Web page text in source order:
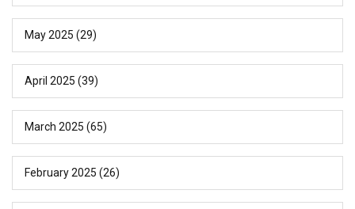
May 2025 (29)
April 2025 (39)
March 2025 (65)
February 2025 (26)